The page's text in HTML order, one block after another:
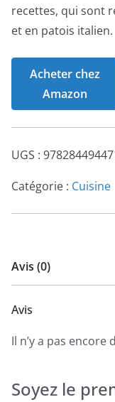
recettes, qui sont
et en patois italien.
Acheter chez
Amazon
UGS :
Catégorie : Cuisine
Avis (0)
Avis
Il n’y a pas encore
Soyez le